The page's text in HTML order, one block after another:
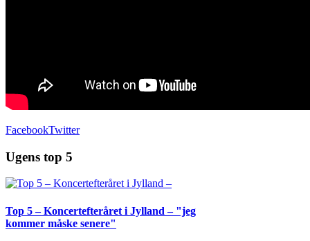
FacebookTwitter
Ugens top 5
Top 5 – Koncertefteråret i Jylland – "jeg
kommer måske senere"